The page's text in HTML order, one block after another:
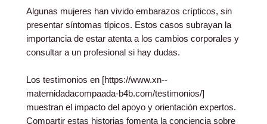
Algunas mujeres han vivido embarazos crípticos, sin
presentar síntomas típicos. Estos casos subrayan la
importancia de estar atenta a los cambios corporales y
consultar a un profesional si hay dudas.
Los testimonios en [https://www.xn--
maternidadacompaada-b4b.com/testimonios/]
muestran el impacto del apoyo y orientación expertos.
Compartir estas historias fomenta la conciencia sobre